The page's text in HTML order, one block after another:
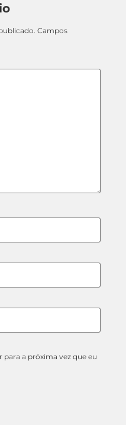
Campos
para a próxima vez que eu